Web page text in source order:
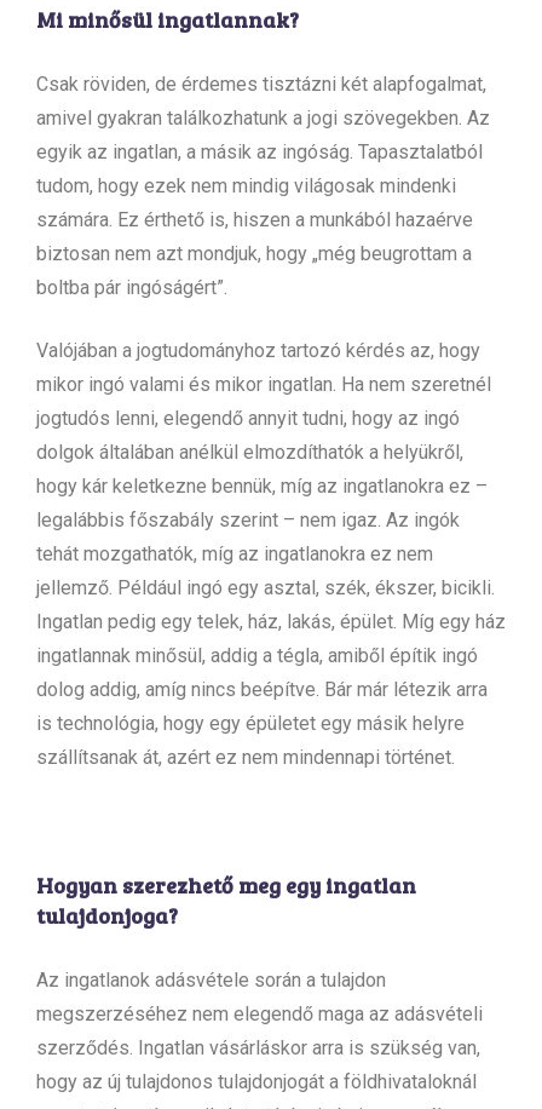
Mi minősül ingatlannak?
Csak röviden, de érdemes tisztázni két alapfogalmat,
amivel gyakran találkozhatunk a jogi szövegekben. Az
egyik az ingatlan, a másik az ingóság. Tapasztalatból
tudom, hogy ezek nem mindig világosak mindenki
számára. Ez érthető is, hiszen a munkából hazaérve
biztosan nem azt mondjuk, hogy „még beugrottam a
boltba pár ingóságért”.
Valójában a jogtudományhoz tartozó kérdés az, hogy
mikor ingó valami és mikor ingatlan. Ha nem szeretnél
jogtudós lenni, elegendő annyit tudni, hogy az ingó
dolgok általában anélkül elmozdíthatók a helyükről,
hogy kár keletkezne bennük, míg az ingatlanokra ez –
legalábbis főszabály szerint – nem igaz. Az ingók
tehát mozgathatók, míg az ingatlanokra ez nem
jellemző. Például ingó egy asztal, szék, ékszer, bicikli.
Ingatlan pedig egy telek, ház, lakás, épület. Míg egy ház
ingatlannak minősül, addig a tégla, amiből építik ingó
dolog addig, amíg nincs beépítve. Bár már létezik arra
is technológia, hogy egy épületet egy másik helyre
szállítsanak át, azért ez nem mindennapi történet.
Hogyan szerezhető meg egy ingatlan
tulajdonjoga?
Az ingatlanok adásvétele során a tulajdon
megszerzéséhez nem elegendő maga az adásvételi
szerződés. Ingatlan vásárláskor arra is szükség van,
hogy az új tulajdonos tulajdonjogát a földhivataloknál